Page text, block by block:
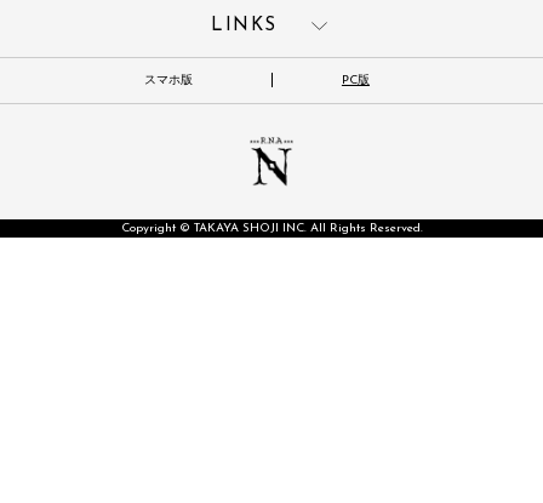
LINKS
スマホ版 PC版
Copyright © TAKAYA SHOJI INC. All Rights Reserved.